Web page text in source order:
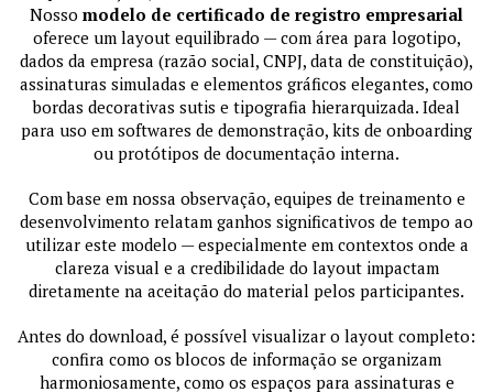
Nosso modelo de certificado de registro empresarial
oferece um layout equilibrado — com área para logotipo,
dados da empresa (razão social, CNPJ, data de constituição),
assinaturas simuladas e elementos gráficos elegantes, como
bordas decorativas sutis e tipografia hierarquizada. Ideal
para uso em softwares de demonstração, kits de onboarding
ou protótipos de documentação interna.
Com base em nossa observação, equipes de treinamento e
desenvolvimento relatam ganhos significativos de tempo ao
utilizar este modelo — especialmente em contextos onde a
clareza visual e a credibilidade do layout impactam
diretamente na aceitação do material pelos participantes.
Antes do download, é possível visualizar o layout completo:
confira como os blocos de informação se organizam
harmoniosamente, como os espaços para assinaturas e